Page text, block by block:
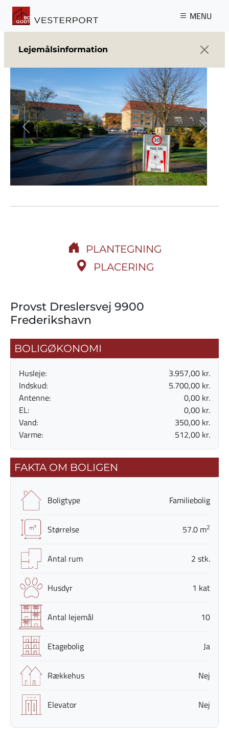
Gå til hovedindhold
MENU
Lejemålsinformation
Provst Dreslersvej 9900
Frederikshavn
BOLIGØKONOMI
Husleje:
3.957,00 kr.
Indskud:
5.700,00 kr.
Antenne:
0,00 kr.
EL:
0,00 kr.
Vand:
350,00 kr.
Varme:
512,00 kr.
FAKTA OM BOLIGEN
Boligtype Familiebolig
Størrelse 57.0 m2
Antal rum 2 stk.
Husdyr 1 kat
Antal lejemål 10
Etagebolig Ja
Rækkehus Nej
Elevator Nej
Previous Next
PLANTEGNING
PLACERING